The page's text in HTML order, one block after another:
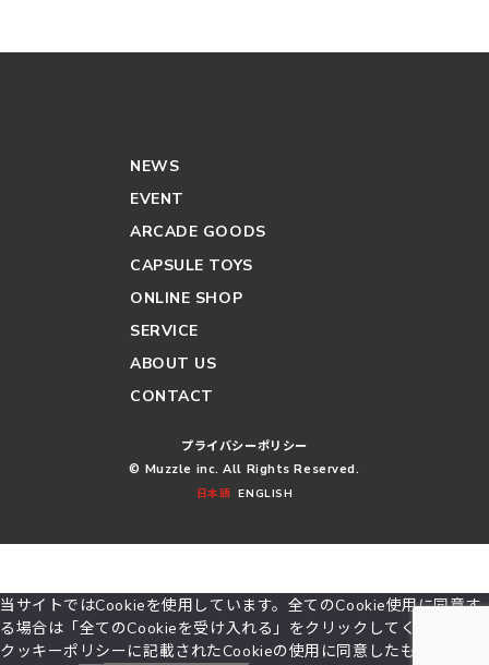
NEWS
EVENT
ARCADE GOODS
CAPSULE TOYS
ONLINE SHOP
SERVICE
ABOUT US
CONTACT
プライバシーポリシー
© Muzzle inc. All Rights Reserved.
ENGLISH
日本語
当サイトではCookieを使用しています。全てのCookie使用に同意す
る場合は「全てのCookieを受け入れる」をクリックしてください。
クッキーポリシーに記載されたCookieの使用に同意したものとみな